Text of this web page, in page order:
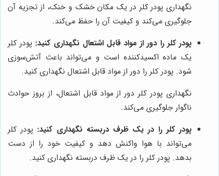
نگهداری پودر کلر در یک مکان خشک و خنک، از تجزیه آن
جلوگیری می‌کند و کیفیت آن را حفظ می‌کند.
پودر کلر را دور از مواد قابل اشتعال نگهداری کنید: پودر کلر
یک ماده اکسیدکننده است و می‌تواند باعث آتش‌سوزی
شود. پودر کلر را دور از مواد قابل اشتعال نگهداری کنید.
نگهداری پودر کلر دور از مواد قابل اشتعال، از بروز حوادث
ناگوار جلوگیری می‌کند.
پودر کلر را در یک ظرف دربسته نگهداری کنید: پودر کلر
می‌تواند با هوا واکنش دهد و کیفیت خود را از دست
بدهد. پودر کلر را در یک ظرف دربسته نگهداری کنید.